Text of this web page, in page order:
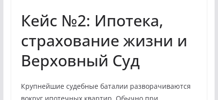
Кейс №2: Ипотека,
страхование жизни и
Верховный Суд
Крупнейшие судебные баталии разворачиваются